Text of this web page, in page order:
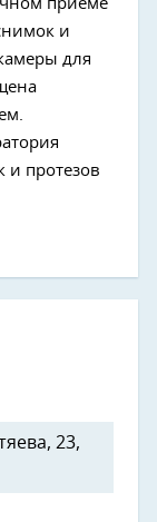
приеме
и
для
и протезов
23,